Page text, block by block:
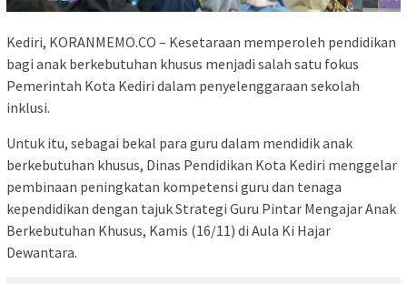
Kediri, KORANMEMO.CO – Kesetaraan memperoleh pendidikan
bagi anak berkebutuhan khusus menjadi salah satu fokus
Pemerintah Kota Kediri dalam penyelenggaraan sekolah
inklusi.
Untuk itu, sebagai bekal para guru dalam mendidik anak
berkebutuhan khusus, Dinas Pendidikan Kota Kediri menggelar
pembinaan peningkatan kompetensi guru dan tenaga
kependidikan dengan tajuk Strategi Guru Pintar Mengajar Anak
Berkebutuhan Khusus, Kamis (16/11) di Aula Ki Hajar
Dewantara.